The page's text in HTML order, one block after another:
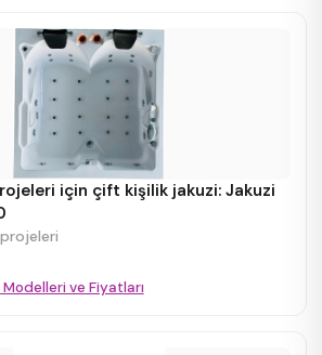
için çift kişilik jakuzi: Jakuzi
ve Fiyatları